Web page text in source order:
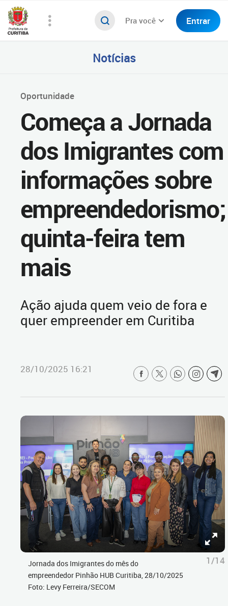
Pra você Entrar
Notícias
Oportunidade
Começa a Jornada
dos Imigrantes com
informações sobre
empreendedorismo;
quinta-feira tem
mais
Ação ajuda quem veio de fora e
quer empreender em Curitiba
28/10/2025 16:21
Jornada dos Imigrantes do mês do
empreendedor Pinhão HUB Curitiba, 28/10/2025
Foto: Levy Ferreira/SECOM
1/14